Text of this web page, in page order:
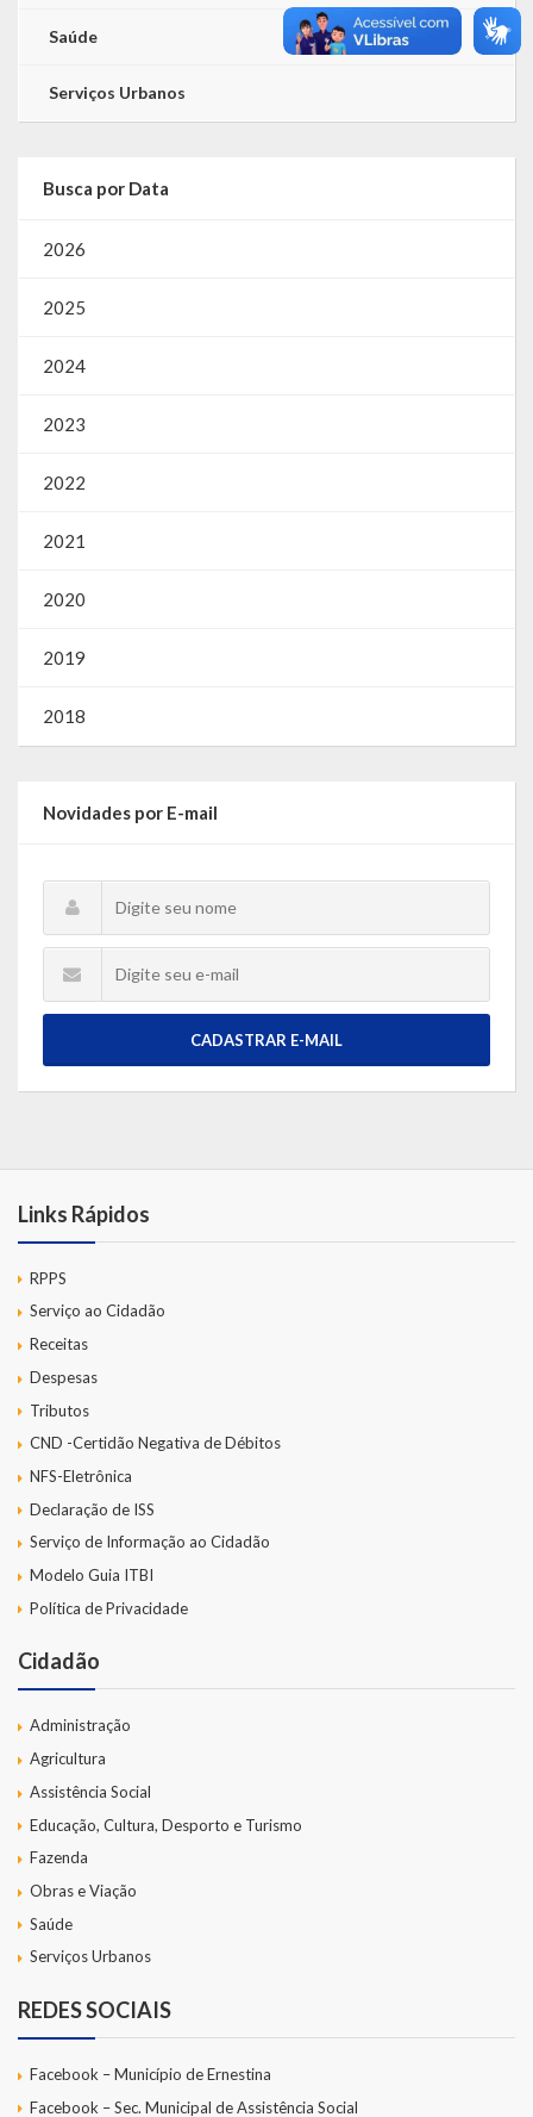
Saúde
Serviços Urbanos
Busca por Data
2026
2025
2024
2023
2022
2021
2020
2019
2018
Novidades por E-mail
CADASTRAR E-MAIL
Links Rápidos
RPPS
Serviço ao Cidadão
Receitas
Despesas
Tributos
CND -Certidão Negativa de Débitos
NFS-Eletrônica
Declaração de ISS
Serviço de Informação ao Cidadão
Modelo Guia ITBI
Política de Privacidade
Cidadão
Administração
Agricultura
Assistência Social
Educação, Cultura, Desporto e Turismo
Fazenda
Obras e Viação
Saúde
Serviços Urbanos
REDES SOCIAIS
Facebook – Município de Ernestina
Facebook – Sec. Municipal de Assistência Social